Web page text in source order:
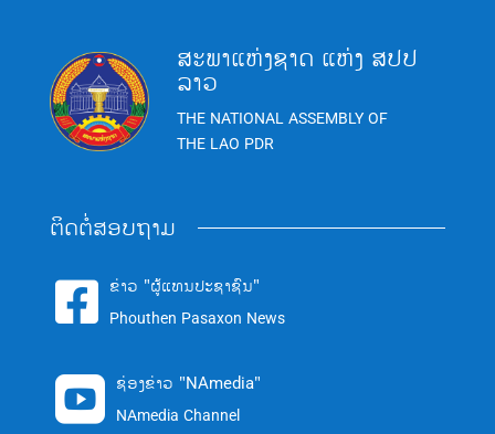
ສະພາແຫ່ງຊາດ ແຫ່ງ ສປປ
ລາວ
THE NATIONAL ASSEMBLY OF
THE LAO PDR
ຕິດຕໍ່ສອບຖາມ
 ຂ່າວ "ຜູ້ແທນປະຊາຊົນ"
Phouthen Pasaxon News
 ຊ່ອງຂ່າວ "NAmedia"
NAmedia Channel